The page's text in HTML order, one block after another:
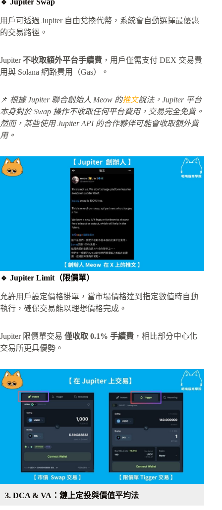
🔹 Jupiter Swap
用戶可透過 Jupiter 自由兌換代幣，系統會自動選擇最優惠
的交易路徑。
Jupiter不收取額外平台手續費 ，用戶僅需支付 DEX 交易費
用與 Solana 網路費用（Gas）。
📌 根據 Jupiter 聯合創始人 Meow 的推文說法，Jupiter 平台
本身對於 Swap 操作不收取任何平台費用，交易完全免費。
然而，某些使用 Jupiter API 的合作夥伴可能會收取額外費
用。
🔹 Jupiter Limit（限價單）
允許用戶設定價格掛單，當市場價格達到指定數值時自動
執行，確保交易能以理想價格完成。
Jupiter 限價單交易 僅收取 0.1% 手續費 ，相比部分中心化
交易所更具優勢。
3. DCA & VA：鏈上定投與價值平均法